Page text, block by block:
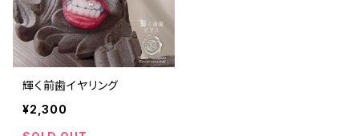
輝く前歯イヤリング
¥2,300